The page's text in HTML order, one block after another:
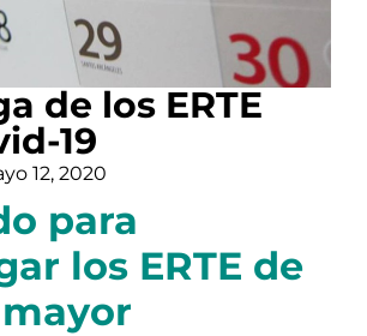
de los ERTE
19
12, 2020
para
los ERTE de